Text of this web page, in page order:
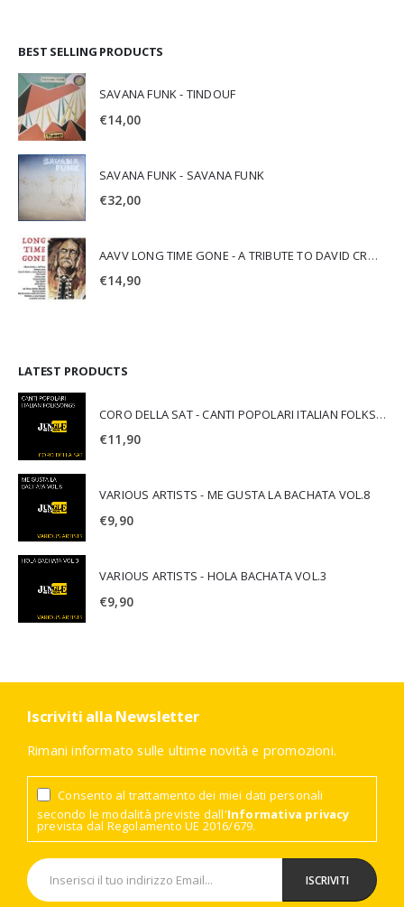
BEST SELLING PRODUCTS
SAVANA FUNK - TINDOUF
€14,00
SAVANA FUNK - SAVANA FUNK
€32,00
AAVV LONG TIME GONE - A TRIBUTE TO DAVID CROSBY
€14,90
LATEST PRODUCTS
CORO DELLA SAT - CANTI POPOLARI ITALIAN FOLKSONGS
€11,90
VARIOUS ARTISTS - ME GUSTA LA BACHATA VOL.8
€9,90
VARIOUS ARTISTS - HOLA BACHATA VOL.3
€9,90
Iscriviti alla Newsletter
Rimani informato sulle ultime novità e promozioni.
Consento al trattamento dei miei dati personali
secondo le modalità previste dall'Informativa privacy
prevista dal Regolamento UE 2016/679.